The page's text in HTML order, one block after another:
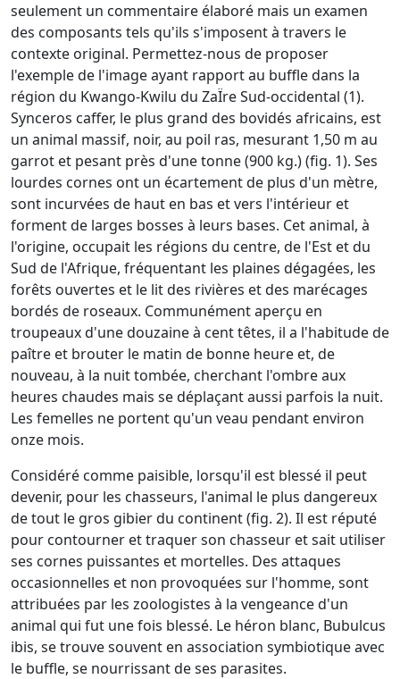
seulement un commentaire élaboré mais un examen
des composants tels qu'ils s'imposent à travers le
contexte original. Permettez-nous de proposer
l'exemple de l'image ayant rapport au buffle dans la
région du Kwango-Kwilu du ZaÏre Sud-occidental (1).
Synceros caffer, le plus grand des bovidés africains, est
un animal massif, noir, au poil ras, mesurant 1,50 m au
garrot et pesant près d'une tonne (900 kg.) (fig. 1). Ses
lourdes cornes ont un écartement de plus d'un mètre,
sont incurvées de haut en bas et vers l'intérieur et
forment de larges bosses à leurs bases. Cet animal, à
l'origine, occupait les régions du centre, de l'Est et du
Sud de l'Afrique, fréquentant les plaines dégagées, les
forêts ouvertes et le lit des rivières et des marécages
bordés de roseaux. Communément aperçu en
troupeaux d'une douzaine à cent têtes, il a l'habitude de
paître et brouter le matin de bonne heure et, de
nouveau, à la nuit tombée, cherchant l'ombre aux
heures chaudes mais se déplaçant aussi parfois la nuit.
Les femelles ne portent qu'un veau pendant environ
onze mois.
Considéré comme paisible, lorsqu'il est blessé il peut
devenir, pour les chasseurs, l'animal le plus dangereux
de tout le gros gibier du continent (fig. 2). Il est réputé
pour contourner et traquer son chasseur et sait utiliser
ses cornes puissantes et mortelles. Des attaques
occasionnelles et non provoquées sur l'homme, sont
attribuées par les zoologistes à la vengeance d'un
animal qui fut une fois blessé. Le héron blanc, Bubulcus
ibis, se trouve souvent en association symbiotique avec
le buffle, se nourrissant de ses parasites.